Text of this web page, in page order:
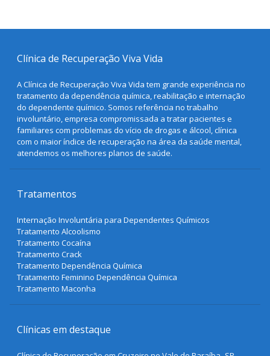
Clínica de Recuperação Viva Vida
A Clínica de Recuperação Viva Vida tem grande experiência no
tratamento da dependência química, reabilitação e internação
do dependente químico. Somos referência no trabalho
involuntário, empresa compromissada a tratar pacientes e
familiares com problemas do vício de drogas e álcool, clínica
com o maior índice de recuperação na área da saúde mental,
atendemos os melhores planos de saúde.
Tratamentos
Internação Involuntária para Dependentes Químicos
Tratamento Alcoolismo
Tratamento Cocaína
Tratamento Crack
Tratamento Dependência Química
Tratamento Feminino Dependência Química
Tratamento Maconha
Clínicas em destaque